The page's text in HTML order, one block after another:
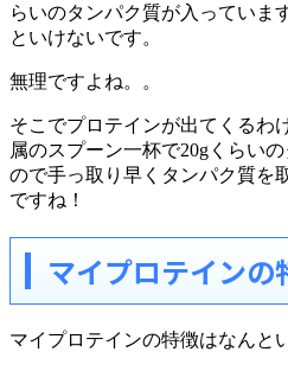
らいのタンパク質が入っていま
といけないです。
無理ですよね。。
そこでプロテインが出てくるわ
属のスプーン一杯で20gくらい
ので手っ取り早くタンパク質を
ですね！
マイプロテインの
マイプロテインの特徴はなんと